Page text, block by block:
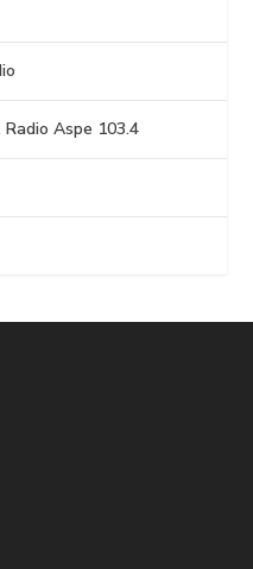
Radio Aspe 103.4